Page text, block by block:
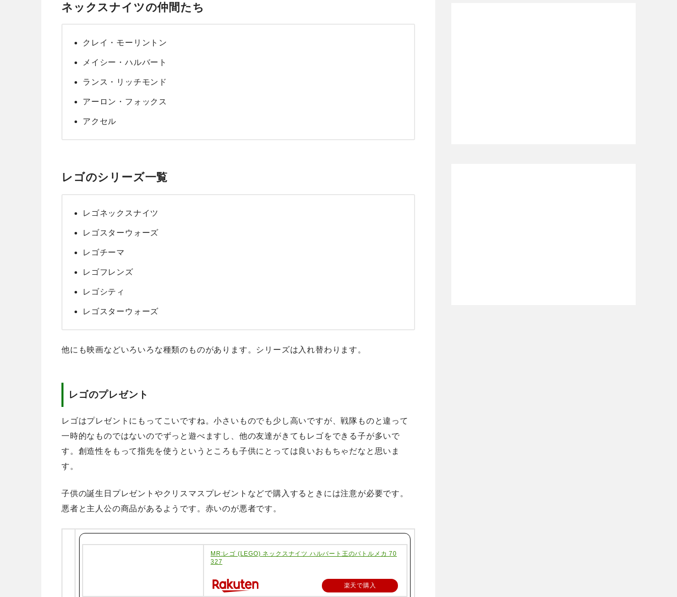
ネックスナイツの仲間たち
クレイ・モーリントン
メイシー・ハルバート
ランス・リッチモンド
アーロン・フォックス
アクセル
レゴのシリーズ一覧
レゴネックスナイツ
レゴスターウォーズ
レゴチーマ
レゴフレンズ
レゴシティ
レゴスターウォーズ
他にも映画などいろいろな種類のものがあります。シリーズは入れ替わります。
レゴのプレゼント
レゴはプレゼントにもってこいですね。小さいものでも少し高いですが、戦隊ものと違って
一時的なものではないのでずっと遊べますし、他の友達がきてもレゴをできる子が多いで
す。創造性をもって指先を使うというところも子供にとっては良いおもちゃだなと思いま
す。
子供の誕生日プレゼントやクリスマスプレゼントなどで購入するときには注意が必要です。
悪者と主人公の商品があるようです。赤いのが悪者です。
MR:レゴ (LEGO) ネックスナイツ ハルバート王のバトルメカ 70
327
楽天で購入